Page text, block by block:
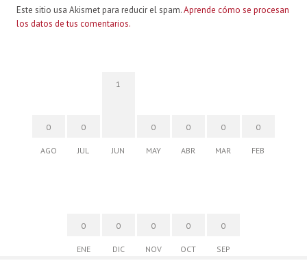
Este sitio usa Akismet para reducir el spam.Aprende cómo se procesan
los datos de tus comentarios.
0
AGO
0
JUL
1
JUN
0
MAY
0
ABR
0
MAR
0
FEB
0
ENE
0
DIC
0
NOV
0
OCT
0
SEP